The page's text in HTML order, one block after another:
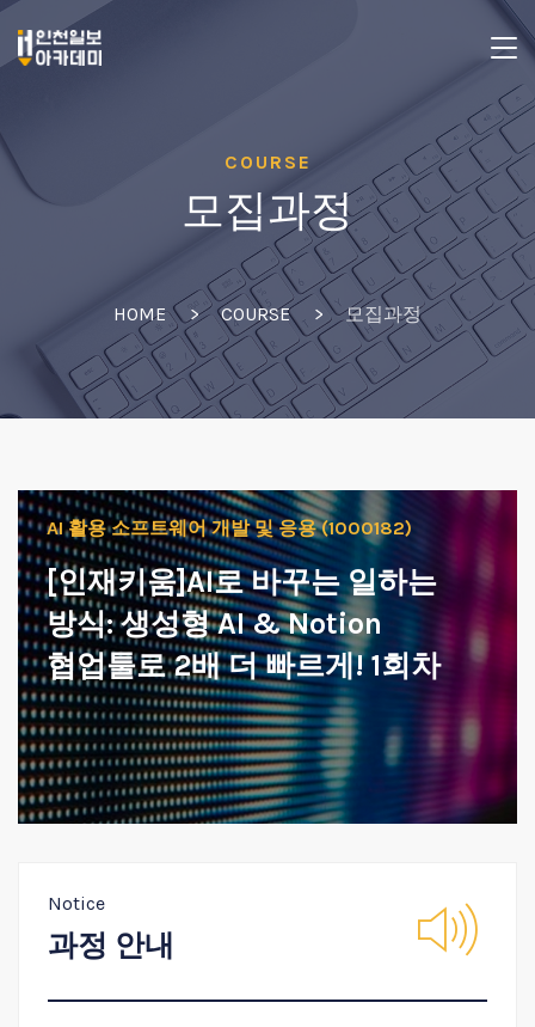
COURSE
모집과정
HOME COURSE 모집과정
AI 활용 소프트웨어 개발 및 응용 (1000182)
[인재키움]AI로 바꾸는 일하는
방식: 생성형 AI & Notion
협업툴로 2배 더 빠르게! 1회차
Notice
과정 안내